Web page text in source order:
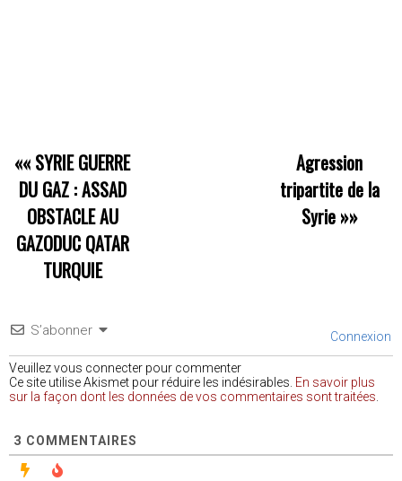
«« SYRIE GUERRE
DU GAZ : ASSAD
OBSTACLE AU
GAZODUC QATAR
TURQUIE
Agression
tripartite de la
Syrie»»
S’abonner Connexion
Veuillez vous connecter pour commenter
Ce site utilise Akismet pour réduire les indésirables. En savoir plus
sur la façon dont les données de vos commentaires sont traitées
3 COMMENTAIRES